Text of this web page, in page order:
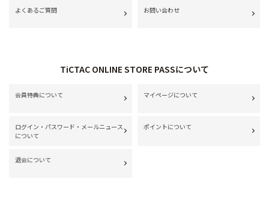
よくあるご質問 お問い合わせ
TiCTAC ONLINE STORE PASSについて
会員特典について マイページについて
ログイン・パスワード・メールニュース
について
ポイントについて
退会について